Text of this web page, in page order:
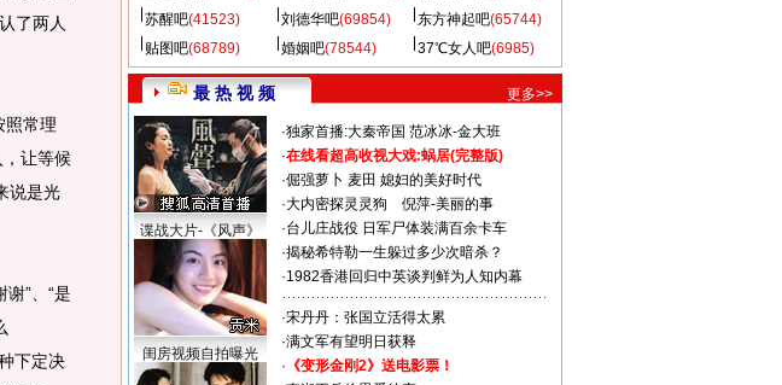
了两人
常理
让等候
说是光
”、“是
下定决
苏醒吧(41523) 刘德华吧(69854) 东方神起吧(65744)
贴图吧(68789) 婚姻吧(78544) 37℃女人吧(6985)
最 热 视 频 更多>>
谍战大片-《风声》
闺房视频自拍曝光
·独家首播:大秦帝国 范冰冰-金大班
·在线看超高收视大戏:蜗居(完整版)
·倔强萝卜 麦田 媳妇的美好时代
·大内密探灵灵狗
倪萍-美丽的事
·台儿庄战役 日军尸体装满百余卡车
·揭秘希特勒一生躲过多少次暗杀？
·1982香港回归中英谈判鲜为人知内幕
·宋丹丹：张国立活得太累
·满文军有望明日获释
· 《变形金刚2》送电影票！